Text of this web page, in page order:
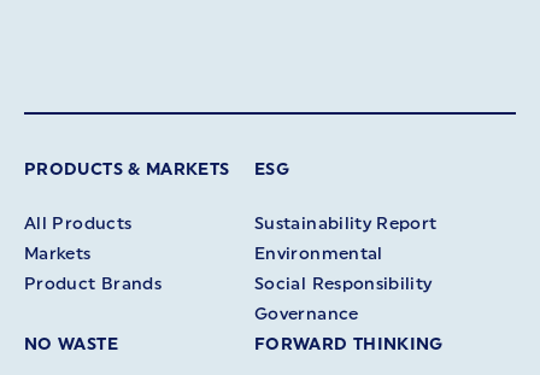
PRODUCTS & MARKETS
All Products
Markets
Product Brands
ESG
Sustainability Report
Environmental
Social Responsibility
Governance
NO WASTE
FORWARD THINKING